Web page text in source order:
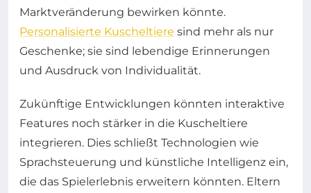
Marktveränderung bewirken könnte.
Personalisierte Kuscheltiere sind mehr als nur
Geschenke; sie sind lebendige Erinnerungen
und Ausdruck von Individualität.
Zukünftige Entwicklungen könnten interaktive
Features noch stärker in die Kuscheltiere
integrieren. Dies schließt Technologien wie
Sprachsteuerung und künstliche Intelligenz ein,
die das Spielerlebnis erweitern könnten. Eltern